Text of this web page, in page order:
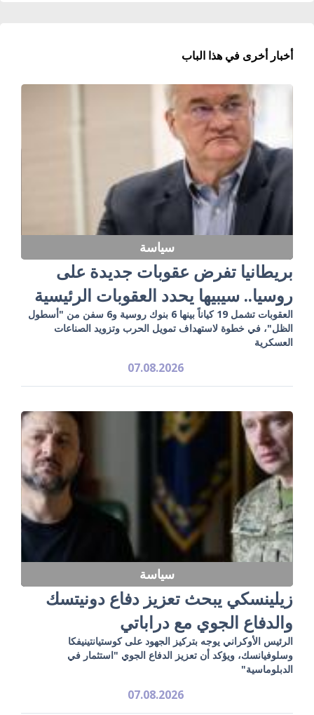
أخبار أخرى في هذا الباب
سياسة
بريطانيا تفرض عقوبات جديدة على
روسيا.. سيبيها يحدد العقوبات الرئيسية
العقوبات تشمل 19 كياناً بينها 6 بنوك روسية و6 سفن من "أسطول
الظل"، في خطوة لاستهداف تمويل الحرب وتزويد الصناعات
العسكرية
07.08.2026
سياسة
زيلينسكي يبحث تعزيز دفاع دونيتسك
والدفاع الجوي مع دراباتي
الرئيس الأوكراني يوجه بتركيز الجهود على كوستيانتينيفكا
وسلوفيانسك، ويؤكد أن تعزيز الدفاع الجوي "استثمار في
الدبلوماسية"
07.08.2026